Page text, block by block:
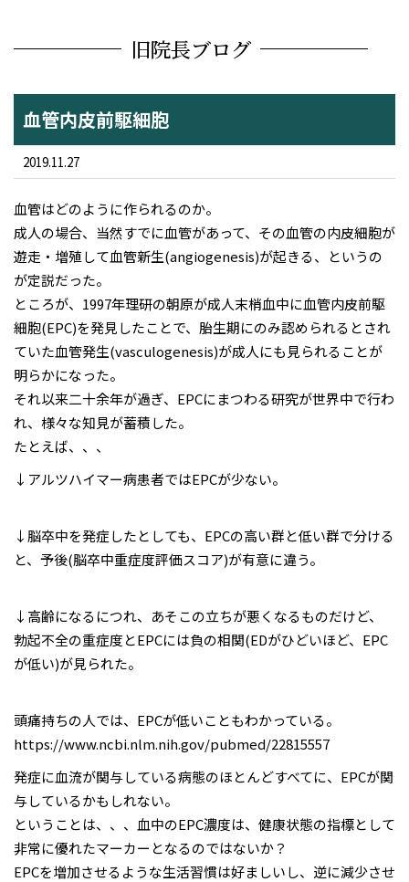
旧院長ブログ
血管内皮前駆細胞
2019.11.27
血管はどのように作られるのか。
成人の場合、当然すでに血管があって、その血管の内皮細胞が
遊走・増殖して血管新生(angiogenesis)が起きる、というの
が定説だった。
ところが、1997年理研の朝原が成人末梢血中に血管内皮前駆
細胞(EPC)を発見したことで、胎生期にのみ認められるとされ
ていた血管発生(vasculogenesis)が成人にも見られることが
明らかになった。
それ以来二十余年が過ぎ、EPCにまつわる研究が世界中で行わ
れ、様々な知見が蓄積した。
たとえば、、、
↓アルツハイマー病患者ではEPCが少ない。
↓脳卒中を発症したとしても、EPCの高い群と低い群で分ける
と、予後(脳卒中重症度評価スコア)が有意に違う。
↓高齢になるにつれ、あそこの立ちが悪くなるものだけど、
勃起不全の重症度とEPCには負の相関(EDがひどいほど、EPC
が低い)が見られた。
頭痛持ちの人では、EPCが低いこともわかっている。
https://www.ncbi.nlm.nih.gov/pubmed/22815557
発症に血流が関与している病態のほとんどすべてに、EPCが関
与しているかもしれない。
ということは、、、血中のEPC濃度は、健康状態の指標として
非常に優れたマーカーとなるのではないか？
EPCを増加させるような生活習慣は好ましいし、逆に減少させ